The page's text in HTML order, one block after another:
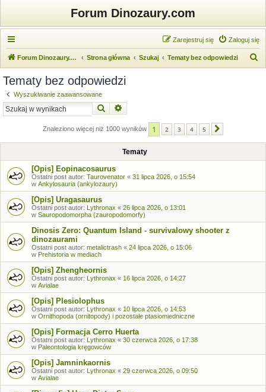
Forum Dinozaury.com
Zaloguj się
Zarejestruj się
Forum Dinozaury.com Strona główna Szukaj Tematy bez odpowiedzi
Tematy bez odpowiedzi
Wyszukiwanie zaawansowane
Szukaj
Znaleziono więcej niż 1000 wyników 1 2 3 4 5
Tematy
[Opis] Eopinacosaurus
Ostatni post autor: Taurovenator « 31 lipca 2026, o 15:54
w Ankylosauria (ankylozaury)
[Opis] Uragasaurus
Ostatni post autor: Lythronax « 26 lipca 2026, o 13:01
w Sauropodomorpha (zauropodomorfy)
Dinosis Zero: Quantum Island - survivalowy shooter z
dinozaurami
Ostatni post autor: metalictrash « 24 lipca 2026, o 15:06
w Prehistoria w mediach
[Opis] Zhengheornis
Ostatni post autor: Lythronax « 16 lipca 2026, o 14:27
w Avialae
[Opis] Plesiolophus
Ostatni post autor: Lythronax « 10 lipca 2026, o 14:53
w Ornithopoda (ornitopody) i pozostałe ptasiomiedniczne
[Opis] Formacja Cerro Huerta
Ostatni post autor: Lythronax « 30 czerwca 2026, o 17:38
w Paleontologia kręgowców
[Opis] Jamninkaornis
Ostatni post autor: Lythronax « 29 czerwca 2026, o 09:50
w Avialae